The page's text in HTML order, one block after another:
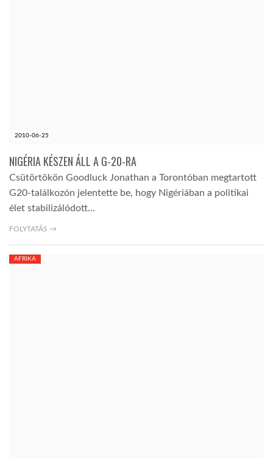
2010-06-25
NIGÉRIA KÉSZEN ÁLL A G-20-RA
Csütörtökön Goodluck Jonathan a Torontóban megtartott
G20-találkozón jelentette be, hogy Nigériában a politikai
élet stabilizálódott…
FOLYTATÁS →
AFRIKA